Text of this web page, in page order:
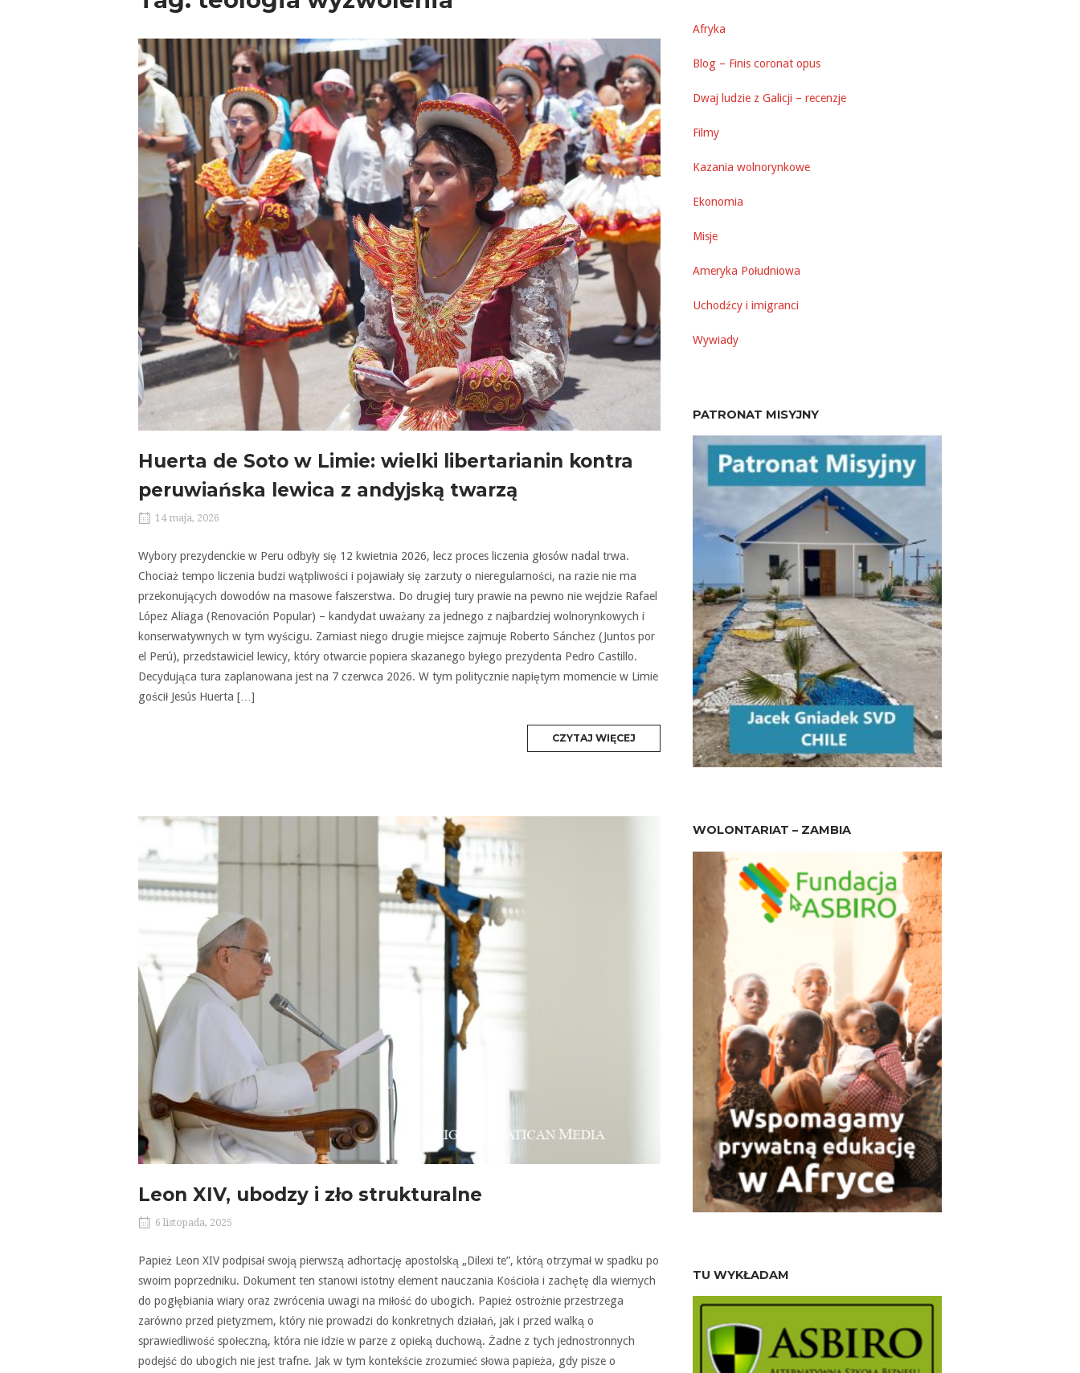
Huerta de Soto w Limie: wielki libertarianin kontra
peruwiańska lewica z andyjską twarzą
14 maja, 2026
Wybory prezydenckie w Peru odbyły się 12 kwietnia 2026, lecz proces liczenia głosów nadal trwa.
Chociaż tempo liczenia budzi wątpliwości i pojawiały się zarzuty o nieregularności, na razie nie ma
przekonujących dowodów na masowe fałszerstwa. Do drugiej tury prawie na pewno nie wejdzie Rafael
López Aliaga (Renovación Popular) – kandydat uważany za jednego z najbardziej wolnorynkowych i
konserwatywnych w tym wyścigu. Zamiast niego drugie miejsce zajmuje Roberto Sánchez (Juntos por
el Perú), przedstawiciel lewicy, który otwarcie popiera skazanego byłego prezydenta Pedro Castillo.
Decydująca tura zaplanowana jest na 7 czerwca 2026. W tym politycznie napiętym momencie w Limie
gościł Jesús Huerta […]
CZYTAJ WIĘCEJ
Leon XIV, ubodzy i zło strukturalne
6 listopada, 2025
Papież Leon XIV podpisał swoją pierwszą adhortację apostolską „Dilexi te”, którą otrzymał w spadku po
swoim poprzedniku. Dokument ten stanowi istotny element nauczania Kościoła i zachętę dla wiernych
do pogłębiania wiary oraz zwrócenia uwagi na miłość do ubogich. Papież ostrożnie przestrzega
zarówno przed pietyzmem, który nie prowadzi do konkretnych działań, jak i przed walką o
sprawiedliwość społeczną, która nie idzie w parze z opieką duchową. Żadne z tych jednostronnych
podejść do ubogich nie jest trafne. Jak w tym kontekście zrozumieć słowa papieża, gdy pisze o
Afryka
Blog – Finis coronat opus
Dwaj ludzie z Galicji – recenzje
Filmy
Kazania wolnorynkowe
Ekonomia
Misje
Ameryka Południowa
Uchodźcy i imigranci
Wywiady
PATRONAT MISYJNY
WOLONTARIAT – ZAMBIA
TU WYKŁADAM